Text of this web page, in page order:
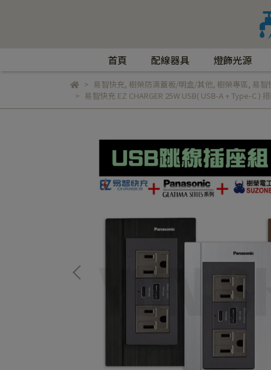
首頁 配線器具 燈飾光源
易智快充, 樹榮防滴蓋板/明盒/其他, 樹榮專區, 易智
易智快充 EZ CHARGER 25W USB( USB-A + Type-C )